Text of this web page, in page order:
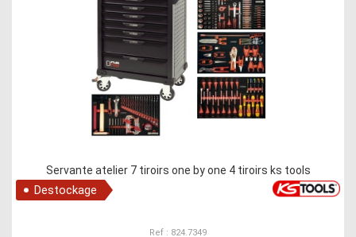
Servante atelier 7 tiroirs one by one 4 tiroirs ks tools
Destockage
Ref : 824.7349